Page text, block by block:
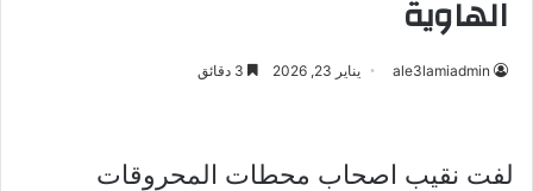
الهاوية
ale3lamiadmin يناير 23, 2026
لفت نقيب اصحاب محطات المحروقات